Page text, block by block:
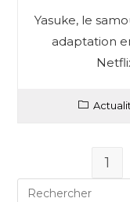
Yasuke, le
adaptation
1